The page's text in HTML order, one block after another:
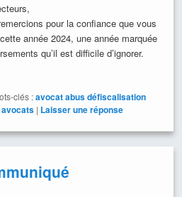
pour la confiance que vous
année 2024, une année marquée
qu’il est difficile d’ignorer.
clés :avocat abus défiscalisation
| Laisser une réponse